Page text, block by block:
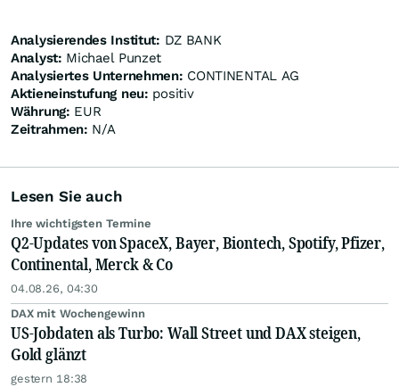
Analysierendes Institut: DZ BANK
Analyst: Michael Punzet
Analysiertes Unternehmen: CONTINENTAL AG
Aktieneinstufung neu: positiv
Währung: EUR
Zeitrahmen: N/A
Lesen Sie auch
Ihre wichtigsten Termine
Q2-Updates von SpaceX, Bayer, Biontech, Spotify, Pfizer,
Continental, Merck & Co
04.08.26, 04:30
DAX mit Wochengewinn
US-Jobdaten als Turbo: Wall Street und DAX steigen,
Gold glänzt
gestern 18:38